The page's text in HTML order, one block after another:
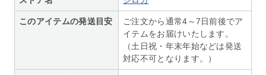
このアイテムの発送目安
ご注文から通常4～7日前後でア
イテムをお届けいたします。
（土日祝・年末年始などは発送
対応不可となります。）